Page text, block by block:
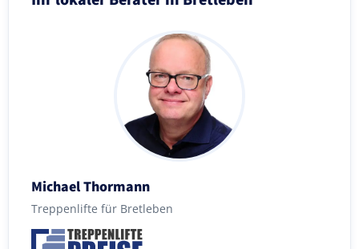
Michael Thormann
Treppenlifte für Bretleben